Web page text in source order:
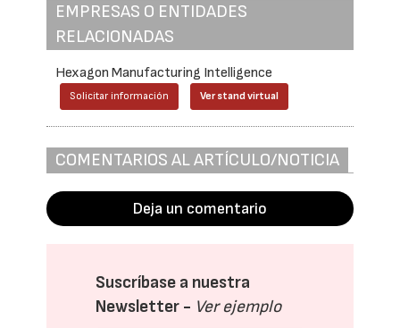
EMPRESAS O ENTIDADES
RELACIONADAS
Hexagon Manufacturing Intelligence
Solicitar información Ver stand virtual
COMENTARIOS AL ARTÍCULO/NOTICIA
Deja un comentario
Suscríbase a nuestra
Newsletter - Ver ejemplo